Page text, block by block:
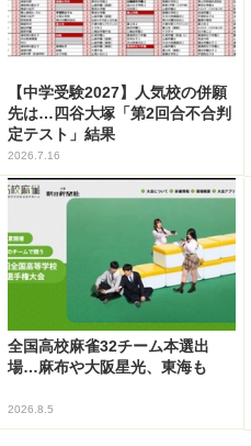
【中学受験2027】人気校の併願
先は…四谷大塚「第2回合不合判
定テスト」結果
2026.7.16
全国高校麻雀32チーム本選出
場…麻布や大阪星光、東海も
2026.8.5